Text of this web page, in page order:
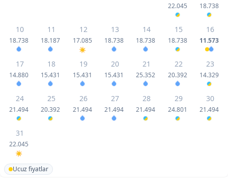
22.045 18.738
10
18.738
11
18.187
12
17.085
13
18.738
14
18.738
15
18.738
16
11.573
17
14.880
18
15.431
19
15.431
20
15.431
21
25.352
22
20.392
23
14.329
24
21.494
25
20.392
26
21.494
27
21.494
28
21.494
29
24.801
30
21.494
31
22.045
Ucuz fiyatlar